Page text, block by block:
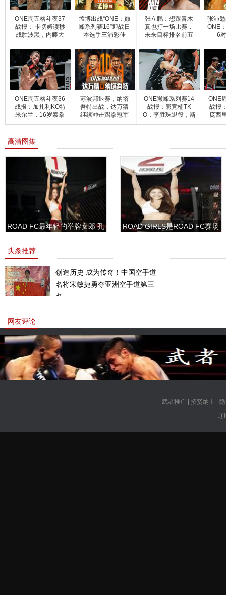
ONE周五格斗夜37
战报： 卡切姆读秒
战胜波黑，内藤大
孟博出战“ONE：巅
峰系列赛16”迎战日
本选手三浦彩佳
张立鹏：想跟青木
真也打一场比赛，
未来目标排名前五
张沛
ONE
6
ONE周五格斗夜36
战报：加扎利KO特
米尔兰，16岁泰拳
新星
苏波邦退赛，纳塔
吾特出战，达万猜
继续冲击踢拳冠军
梦想
ONE巅峰系列赛14
战报：熊竞楠TK
O，李胜珠退役，斯
坦普登顶
ONE
战报
庞西
高清图集
ROAD FC最年轻的举牌女郎 孔
ROAD GIRLS是ROAD FC赛场
头条推荐
创造历史 成为传奇！中国空手道
名将宋敏捷勇夺亚洲空手道第三
名。
网友评论
武者推广| 招贤纳士|
辽